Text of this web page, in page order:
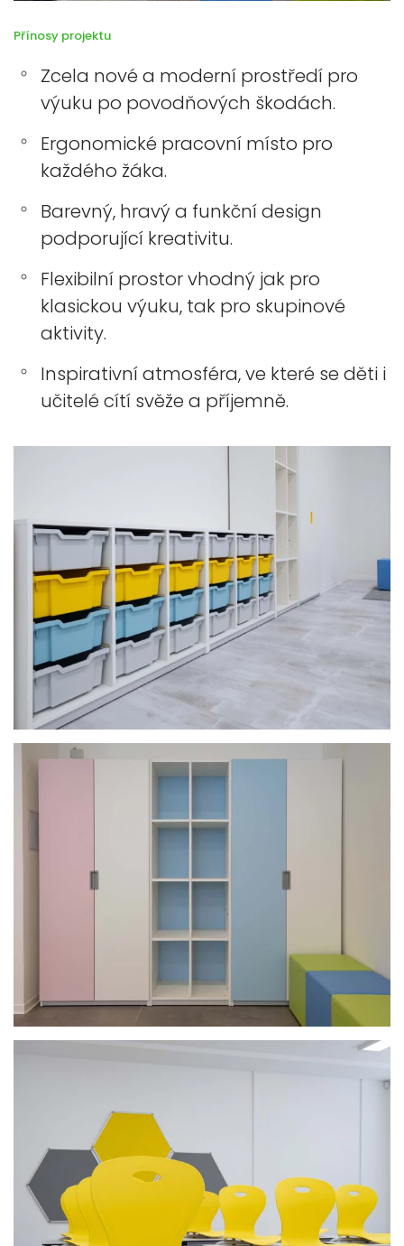
Přínosy projektu
Zcela nové a moderní prostředí pro
výuku po povodňových škodách.
Ergonomické pracovní místo pro
každého žáka.
Barevný, hravý a funkční design
podporující kreativitu.
Flexibilní prostor vhodný jak pro
klasickou výuku, tak pro skupinové
aktivity.
Inspirativní atmosféra, ve které se děti i
učitelé cítí svěže a příjemně.